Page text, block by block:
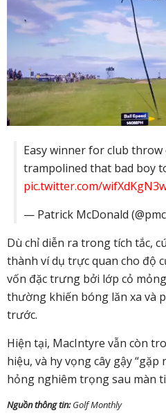
Easy winner for club
trampolined that bad boy
pic.twitter.com/
— Patrick McDonald
Dù chỉ diễn ra trong tích tắc,
thành ví dụ trực quan cho độ
vốn đặc trưng bởi lớp cỏ
thường khiến bóng lăn xa và
trước.
Hiện tại, MacIntyre vẫn còn
hiệu, và hy vọng cây gậy
hỏng nghiêm trọng sau màn
Nguồn thông tin:Golf Monthly